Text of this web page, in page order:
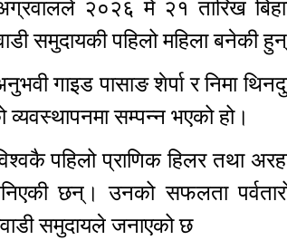
२०२६ मे २१ तारिख
समुदायकी पहिलो महिला बनेकी
गाइड पासाङ शेर्पा र निमा
व्यवस्थापनमा सम्पन्न भएको हो।
पहिलो प्राणिक हिलर तथा
छन्। उनको सफलता
समुदायले जनाएको छ